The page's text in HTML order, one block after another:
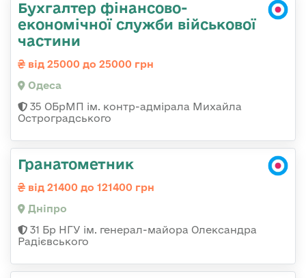
Бухгалтер фінансово-
економічної служби військової
частини
від 25000 до 25000 грн
Одеса
35 ОБрМП ім. контр-адмірала Михайла
Остроградського
Гранатометник
від 21400 до 121400 грн
Дніпро
31 Бр НГУ ім. генерал-майора Олександра
Радієвського